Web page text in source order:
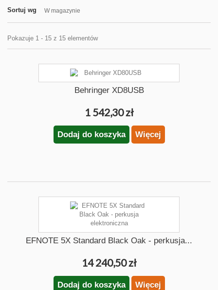
Sortuj wg W magazynie
Pokazuje 1 - 15 z 15 elementów
Behringer XD8USB
1 542,30 zł
Dodaj do koszyka Więcej
EFNOTE 5X Standard Black Oak - perkusja...
14 240,50 zł
Dodaj do koszyka Więcej